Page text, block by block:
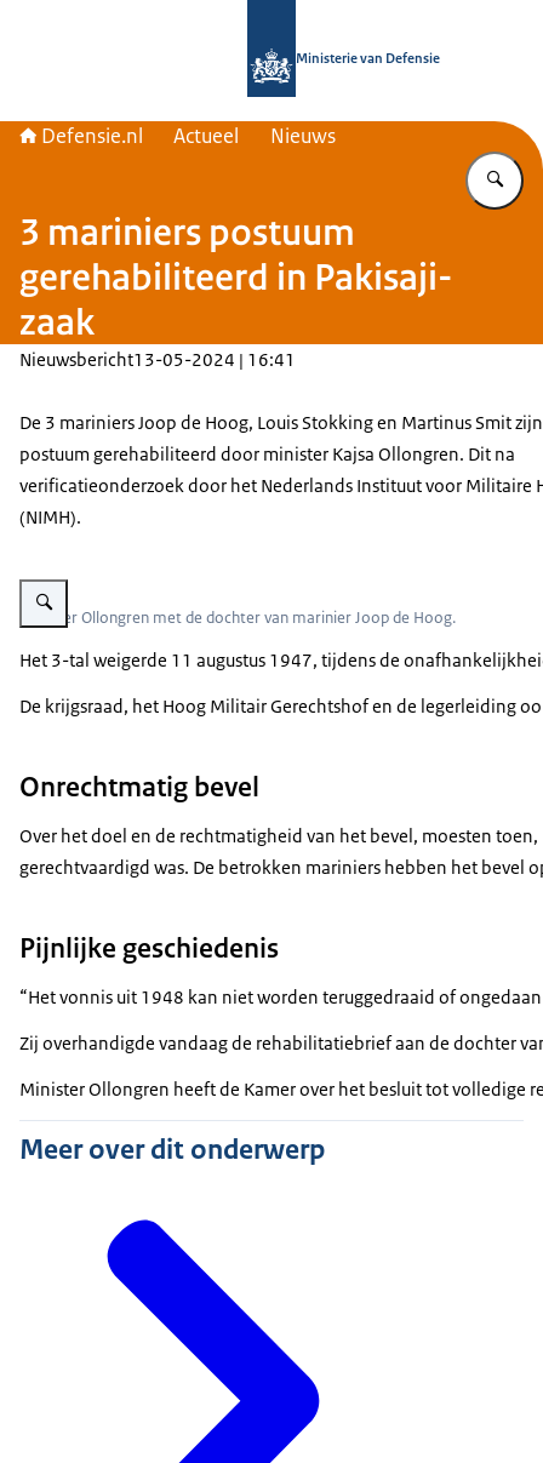
Ministerie van Defensie
Defensie.nl Actueel Nieuws
3 mariniers postuum
gerehabiliteerd in Pakisaji-
zaak
Nieuwsbericht13-05-2024 | 16:41
De 3 mariniers Joop de Hoog, Louis Stokking en Martinus Smit
postuum gerehabiliteerd door minister Kajsa Ollongren. Dit na
verificatieonderzoek door het Nederlands Instituut voor Militaire
(NIMH).
Vergroot afbeelding Minister Ollongren met mevrouw De Hoog.
Minister Ollongren met de dochter van marinier Joop de Hoog.
Het 3-tal weigerde 11 augustus 1947, tijdens de
De krijgsraad, het Hoog Militair Gerechtshof en de legerleiding
Onrechtmatig bevel
Over het doel en de rechtmatigheid van het bevel, moesten
gerechtvaardigd was. De betrokken mariniers hebben het bevel
Pijnlijke geschiedenis
“Het vonnis uit 1948 kan niet worden teruggedraaid of
Zij overhandigde vandaag de rehabilitatiebrief aan de dochter
Minister Ollongren heeft de Kamer over het besluit tot volledige
Meer over dit onderwerp